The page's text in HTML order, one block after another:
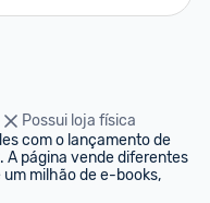
Possui loja física
com o lançamento de
A página vende diferentes
um milhão de e-books,